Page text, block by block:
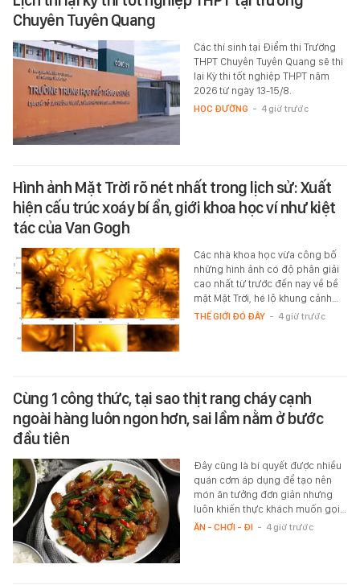
Chuyên Tuyên Quang
Các thí sinh tại Điểm thi Trường
THPT Chuyên Tuyên Quang sẽ thi
lại Kỳ thi tốt nghiệp THPT năm
2026 từ ngày 13-15/8.
HỌC ĐƯỜNG - 4 giờ trước
Hình ảnh Mặt Trời rõ nét nhất trong lịch sử: Xuất
hiện cấu trúc xoáy bí ẩn, giới khoa học ví như kiệt
tác của Van Gogh
Các nhà khoa học vừa công bố
những hình ảnh có độ phân giải
cao nhất từ trước đến nay về bề
mặt Mặt Trời, hé lộ khung cảnh…
THẾ GIỚI ĐÓ ĐÂY - 4 giờ trước
Cùng 1 công thức, tại sao thịt rang cháy cạnh
ngoài hàng luôn ngon hơn, sai lầm nằm ở bước
đầu tiên
Đây cũng là bí quyết được nhiều
quán cơm áp dụng để tạo nên
món ăn tưởng đơn giản nhưng
luôn khiến thực khách muốn gọi…
ĂN - CHƠI - ĐI - 4 giờ trước